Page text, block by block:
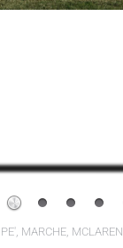
, MARCHE, MCLAREN